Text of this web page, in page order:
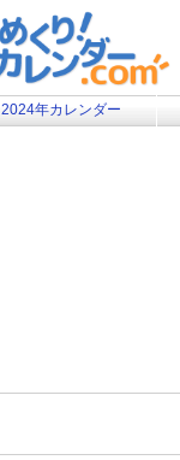
2024年カレンダー